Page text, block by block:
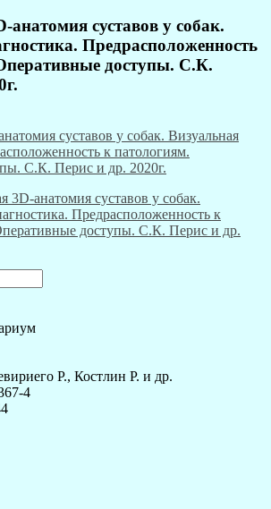
анатомия суставов у собак.
Предрасположенность
доступы. С.К.
Р., Костлин Р. и др.
4